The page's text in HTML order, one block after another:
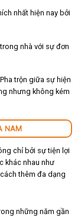
nhất hiện nay bởi
nhà với sự đơn
trộn giữa sự hiện
nhưng không kém
NAM
chỉ bởi sự tiện lợi
khác nhau như
thêm đa dạng
những năm gần